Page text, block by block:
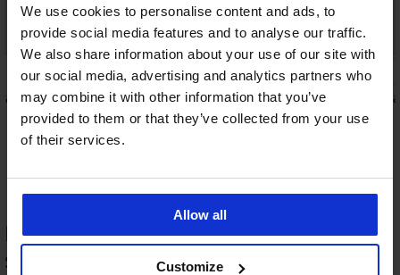
We use cookies to personalise content and ads, to
provide social media features and to analyse our traffic.
We also share information about your use of our site with
our social media, advertising and analytics partners who
may combine it with other information that you’ve
provided to them or that they’ve collected from your use
of their services.
Allow all
Customize
4,6
-20% GET20
4,8
Podprsenka Andorra nevyztužená bez
kostic
1 299 Kč
1 039 Kč
Bestseller
1 349 Kč
HODNOCENÍ PRODUKTU Luxusní
stahovací body Livia